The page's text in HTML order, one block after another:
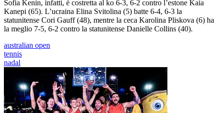
Sofia Kenin, infatti, è costretta al ko 6-3, 6-2 contro l’estone Kaia
Kanepi (65). L’ucraina Elina Svitolina (5) batte 6-4, 6-3 la
statunitense Cori Gauff (48), mentre la ceca Karolina Pliskova (6) ha
la meglio 7-5, 6-2 contro la statunitense Danielle Collins (40).
australian open
tennis
nadal